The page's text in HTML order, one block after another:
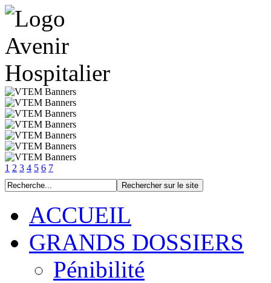
1 2 3 4 5 6 7
ACCUEIL
GRANDS DOSSIERS
Pénibilité